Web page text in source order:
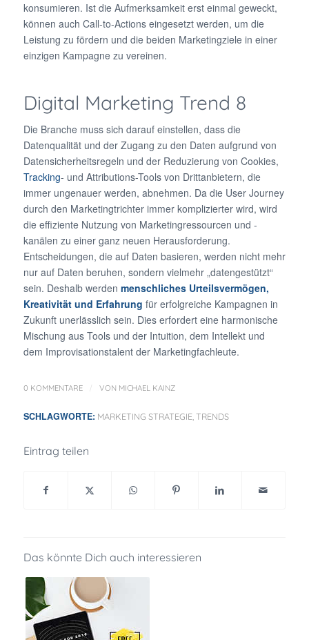
konsumieren. Ist die Aufmerksamkeit erst einmal geweckt,
können auch Call-to-Actions eingesetzt werden, um die
Leistung zu fördern und die beiden Marketingziele in einer
einzigen Kampagne zu vereinen.
Digital Marketing Trend 8
Die Branche muss sich darauf einstellen, dass die
Datenqualität und der Zugang zu den Daten aufgrund von
Datensicherheitsregeln und der Reduzierung von Cookies,
Tracking- und Attributions-Tools von Drittanbietern, die
immer ungenauer werden, abnehmen. Da die User Journey
durch den Marketingtrichter immer komplizierter wird, wird
die effiziente Nutzung von Marketingressourcen und -
kanälen zu einer ganz neuen Herausforderung.
Entscheidungen, die auf Daten basieren, werden nicht mehr
nur auf Daten beruhen, sondern vielmehr „datengestützt“
sein. Deshalb werden menschliches Urteilsvermögen,
Kreativität und Erfahrung für erfolgreiche Kampagnen in
Zukunft unerlässlich sein. Dies erfordert eine harmonische
Mischung aus Tools und der Intuition, dem Intellekt und
dem Improvisationstalent der Marketingfachleute.
0 KOMMENTARE VON MICHAEL KAINZ
SCHLAGWORTE: MARKETING STRATEGIE, TRENDS
Eintrag teilen
Das könnte Dich auch interessieren